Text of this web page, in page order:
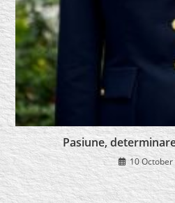
Pasiune,
10 October